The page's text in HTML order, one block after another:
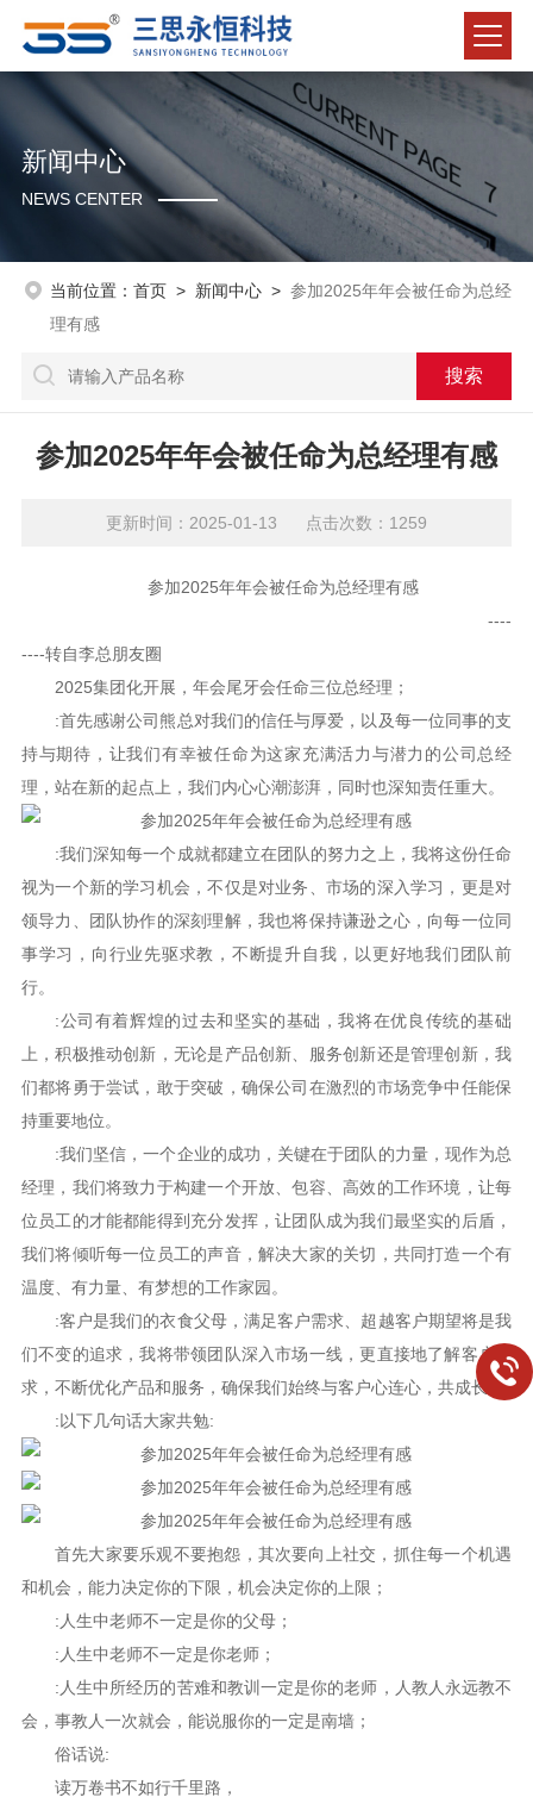
新闻中心
NEWS CENTER
当前位置： 首页> 新闻中心> 参加2025年年会被任命为总经
理有感
参加2025年年会被任命为总经理有感
更新时间：2025-01-13 点击次数：1259
参加2025年年会被任命为总经理有感
----
----转自李总朋友圈
2025集团化开展，年会尾牙会任命三位总经理；
:首先感谢公司熊总对我们的信任与厚爱，以及每一位同事的支
持与期待，让我们有幸被任命为这家充满活力与潜力的公司总经
理，站在新的起点上，我们内心心潮澎湃，同时也深知责任重大。
‌:我们深知每一个成就都建立在团队的努力之上，我将这份任命
视为一个新的学习机会，不仅是对业务、市场的深入学习，更是对
领导力、团队协作的深刻理解，我也将保持谦逊之心，向每一位同
事学习，向行业先驱求教，不断提升自我，以更好地我们团队前
行。
‌:公司有着辉煌的过去和坚实的基础，我将在优良传统的基础
上，积极推动创新，无论是产品创新、服务创新还是管理创新，我
们都将勇于尝试，敢于突破，确保公司在激烈的市场竞争中任能保
持重要地位。
‌:我们坚信，一个企业的成功，关键在于团队的力量，现作为总
经理，我们将致力于构建一个开放、包容、高效的工作环境，让每
位员工的才能都能得到充分发挥，让团队成为我们最坚实的后盾，
我们将倾听每一位员工的声音，解决大家的关切，共同打造一个有
温度、有力量、有梦想的工作家园。
‌:客户是我们的衣食父母，满足客户需求、超越客户期望将是我
们不变的追求，我将带领团队深入市场一线，更直接地了解客户需
求，不断优化产品和服务，确保我们始终与客户心连心，共成长。
:以下几句话大家共勉:
首先大家要乐观不要抱怨，其次要向上社交，抓住每一个机遇
和机会，能力决定你的下限，机会决定你的上限；
:人生中老师不一定是你的父母；
:人生中老师不一定是你老师；
:人生中所经历的苦难和教训一定是你的老师，人教人永远教不
会，事教人一次就会，能说服你的一定是南墙；
俗话说:
读万卷书不如行千里路，